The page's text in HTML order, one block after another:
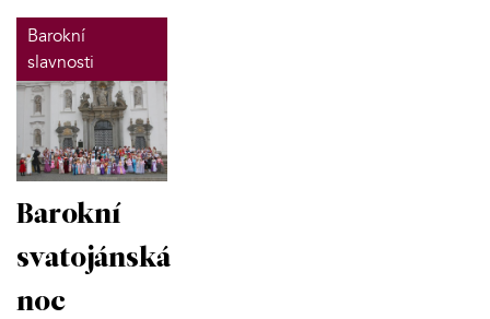
Barokní
slavnosti
Barokní
svatojánská
noc